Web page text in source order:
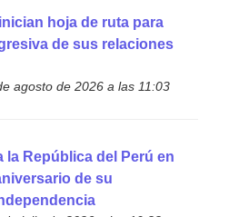
hoja de ruta para
de sus relaciones
agosto de 2026 a las 11:03
la República del Perú en
de su